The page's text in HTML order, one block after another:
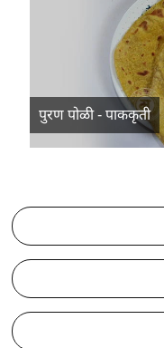
पुरण पोळी - पाककृती